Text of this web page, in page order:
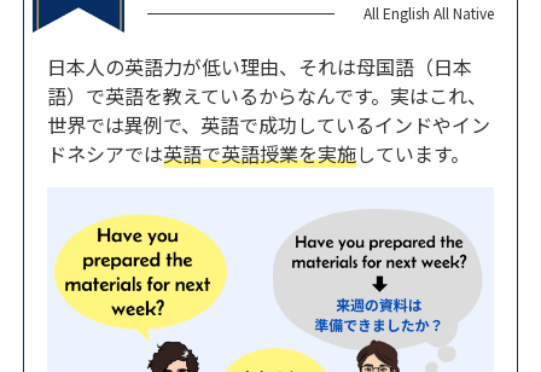
All English All Native
日本人の英語力が低い理由、それは母国語（日本
語）で英語を教えているからなんです。実はこれ、
世界では異例で、英語で成功しているインドやイン
ドネシアでは英語で英語授業を実施しています。